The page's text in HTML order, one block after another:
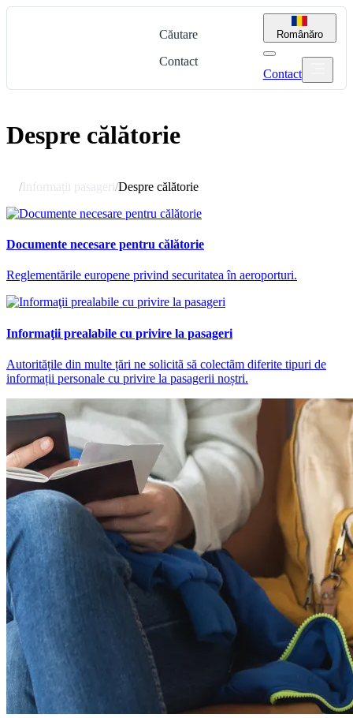
Căutare
Contact
Românăro
Contact
Despre călătorie
/Informații pasageri/Despre călătorie
Documente necesare pentru călătorie
Reglementările europene privind securitatea în aeroporturi.
Informaţii prealabile cu privire la pasageri
Autoritățile din multe țări ne solicitã să colectãm diferite tipuri de
informații personale cu privire la pasagerii noștri.